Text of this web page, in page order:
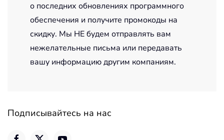
о последних обновлениях программного
обеспечения и получите промокоды на
скидку. Мы НЕ будем отправлять вам
нежелательные письма или передавать
вашу информацию другим компаниям.
Подписывайтесь на нас